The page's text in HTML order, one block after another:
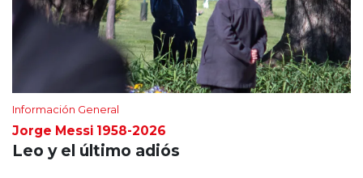
Información General
Jorge Messi 1958-2026
Leo y el último adiós